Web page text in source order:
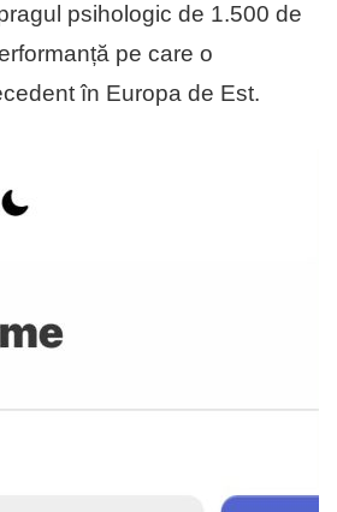
psihologic de 1.500 de
pe care o
în Europa de Est.